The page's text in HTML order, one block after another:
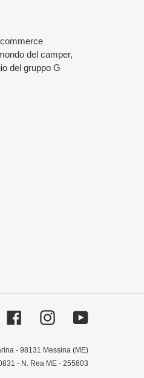
del camper,
del gruppo G
FacebookInstagramYouTube
- 98131 Messina (ME)
- N. Rea ME - 255803